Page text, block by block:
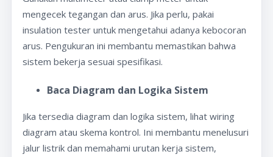
mengecek tegangan dan arus. Jika perlu, pakai
insulation tester untuk mengetahui adanya kebocoran
arus. Pengukuran ini membantu memastikan bahwa
sistem bekerja sesuai spesifikasi.
Baca Diagram dan Logika Sistem
Jika tersedia diagram dan logika sistem, lihat wiring
diagram atau skema kontrol. Ini membantu menelusuri
jalur listrik dan memahami urutan kerja sistem,